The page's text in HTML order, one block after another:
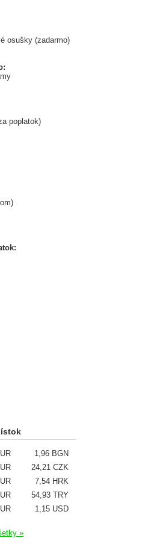
osušky (zadarmo)
poplatok)
1,96 BGN
24,21 CZK
7,54 HRK
54,93 TRY
1,15 USD
»